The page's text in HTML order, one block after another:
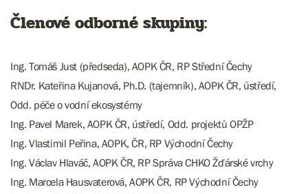
Členové odborné skupiny:
Ing. Tomáš Just (předseda), AOPK ČR, RP Střední Čechy
RNDr. Kateřina Kujanová, Ph.D. (tajemník), AOPK ČR, ústředí,
Odd. péče o vodní ekosystémy
Ing. Pavel Marek, AOPK ČR, ústředí, Odd. projektů OPŽP
Ing. Vlastimil Peřina, AOPK, ČR, RP Východní Čechy
Ing. Václav Hlaváč, AOPK ČR, RP Správa CHKO Žďárské vrchy
Ing. Marcela Hausvaterová, AOPK ČR, RP Východní Čechy